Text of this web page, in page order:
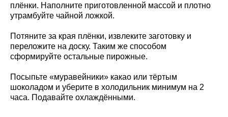
плёнки. Наполните приготовленной массой и плотно
утрамбуйте чайной ложкой.
Потяните за края плёнки, извлеките заготовку и
переложите на доску. Таким же способом
сформируйте остальные пирожные.
Посыпьте «муравейники» какао или тёртым
шоколадом и уберите в холодильник минимум на 2
часа. Подавайте охлаждёнными.